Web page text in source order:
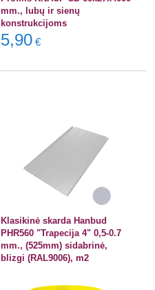
mm., lubų ir sienų
konstrukcijoms
5,90 €
Klasikinė skarda Hanbud
PHR560 "Trapecija 4" 0,5-0.7
mm., (525mm) sidabrinė,
blizgi (RAL9006), m2